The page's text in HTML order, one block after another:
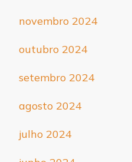
novembro 2024
outubro 2024
setembro 2024
agosto 2024
julho 2024